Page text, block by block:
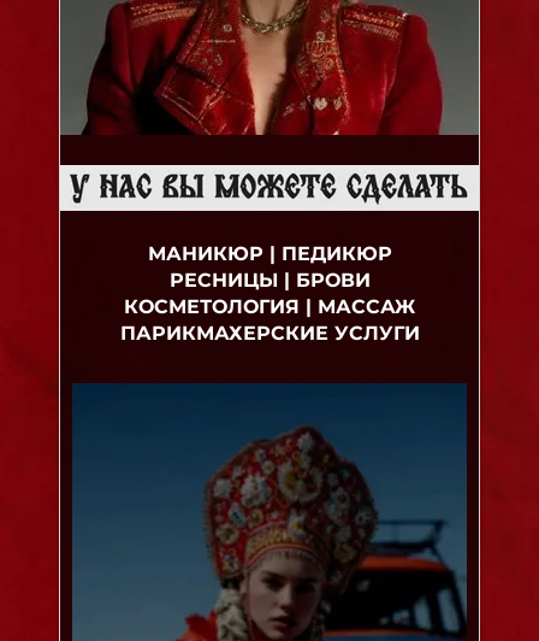
МАНИКЮР | ПЕДИКЮР
РЕСНИЦЫ | БРОВИ
КОСМЕТОЛОГИЯ | МАССАЖ
ПАРИКМАХЕРСКИЕ УСЛУГИ